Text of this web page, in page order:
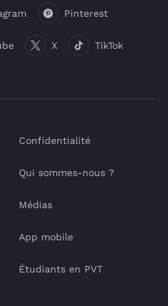
Pinterest
X TikTok
Confidentialité
Qui sommes-nous ?
Médias
App mobile
Étudiants en PVT